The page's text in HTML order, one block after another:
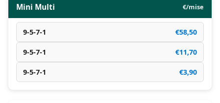
Mini Multi €/mise
9-5-7-1 €58,50
9-5-7-1 €11,70
9-5-7-1 €3,90